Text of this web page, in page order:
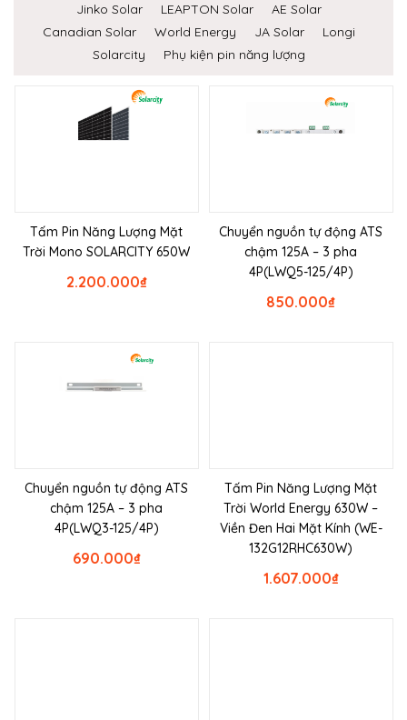
Jinko Solar LEAPTON Solar
AE Solar
Canadian Solar
World Energy JA Solar
Longi
Solarcity
Phụ kiện pin năng lượng
Tấm Pin Năng Lượng Mặt
Trời Mono SOLARCITY 650W
₫
2.200.000
Chuyển nguồn tự động ATS
chậm 125A – 3 pha
4P(LWQ5-125/4P)
₫
850.000
Chuyển nguồn tự động ATS
chậm 125A – 3 pha
4P(LWQ3-125/4P)
₫
690.000
Tấm Pin Năng Lượng Mặt
Trời World Energy 630W –
Viền Đen Hai Mặt Kính (WE-
132G12RHC630W)
₫
1.607.000